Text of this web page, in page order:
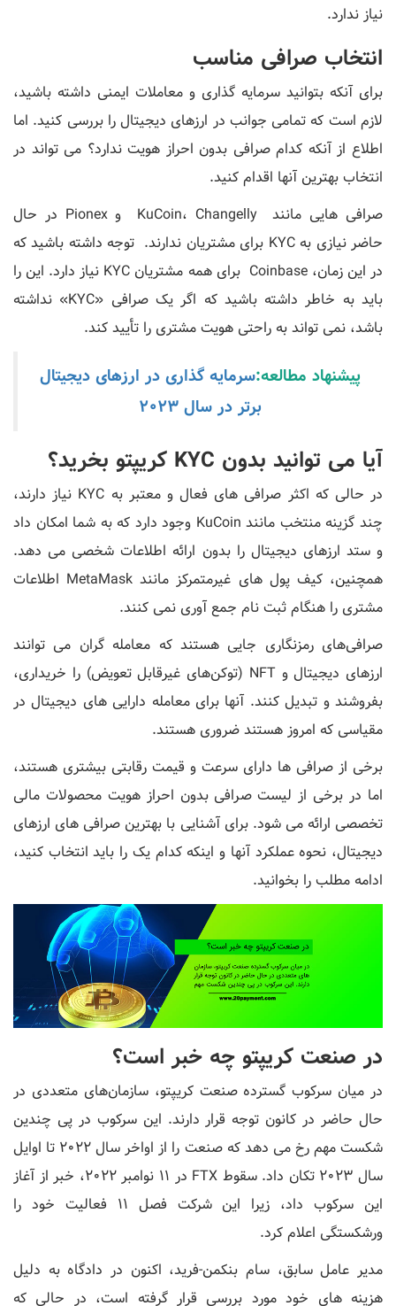
نیاز ندارد.
انتخاب صرافی مناسب
برای آنکه بتوانید سرمایه گذاری و معاملات ایمنی داشته باشید،
لازم است که تمامی جوانب در ارزهای دیجیتال را بررسی کنید. اما
اطلاع از آنکه کدام صرافی بدون احراز هویت ندارد؟ می تواند در
انتخاب بهترین آنها اقدام کنید.
صرافی هایی مانند KuCoin، Changelly و Pionex در حال
حاضر نیازی به KYC برای مشتریان ندارند. توجه داشته باشید که
در این زمان، Coinbase برای همه مشتریان KYC نیاز دارد. این را
باید به خاطر داشته باشید که اگر یک صرافی «KYC» نداشته
باشد، نمی‌ تواند به راحتی هویت مشتری را تأیید کند.
پیشنهاد مطالعه:سرمایه گذاری در ارزهای دیجیتال
برتر در سال 2023
آیا می توانید بدون KYC کریپتو بخرید؟
در حالی که اکثر صرافی ‌های فعال و معتبر به KYC نیاز دارند،
چند گزینه منتخب مانند KuCoin وجود دارد که به شما امکان داد
و ستد ارزهای دیجیتال را بدون ارائه اطلاعات شخصی می‌ دهد.
همچنین، کیف پول های غیرمتمرکز مانند MetaMask اطلاعات
مشتری را هنگام ثبت نام جمع آوری نمی کنند.
صرافی‌های رمزنگاری جایی هستند که معامله ‌گران می‌ توانند
ارزهای دیجیتال و NFT (توکن‌های غیرقابل تعویض) را خریداری،
بفروشند و تبدیل کنند. آنها برای معامله دارایی های دیجیتال در
مقیاسی که امروز هستند ضروری هستند.
برخی از صرافی ها دارای سرعت و قیمت رقابتی بیشتری هستند،
اما در برخی از لیست صرافی بدون احراز هویت محصولات مالی
تخصصی ارائه می شود. برای آشنایی با بهترین صرافی های ارزهای
دیجیتال، نحوه عملکرد آنها و اینکه کدام یک را باید انتخاب کنید،
ادامه مطلب را بخوانید.
در صنعت کریپتو چه خبر است؟
در میان سرکوب گسترده صنعت کریپتو، سازمان‌های متعددی در
حال حاضر در کانون توجه قرار دارند. این سرکوب در پی چندین
شکست مهم رخ می دهد که صنعت را از اواخر سال 2022 تا اوایل
سال 2023 تکان داد. سقوط FTX در 11 نوامبر 2022، خبر از آغاز
این سرکوب داد، زیرا این شرکت فصل 11 فعالیت خود را
ورشکستگی اعلام کرد.
مدیر عامل سابق، سام بنکمن-فرید، اکنون در دادگاه به دلیل
هزینه های خود مورد بررسی قرار گرفته است، در حالی که